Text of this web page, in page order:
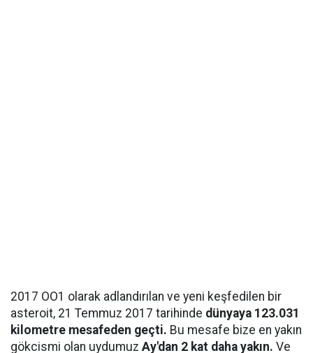
2017 OO1 olarak adlandırılan ve yeni keşfedilen bir
asteroit, 21 Temmuz 2017 tarihinde dünyaya 123.031
kilometre mesafeden geçti. Bu mesafe bize en yakın
gökcismi olan uydumuz Ay'dan 2 kat daha yakın. Ve